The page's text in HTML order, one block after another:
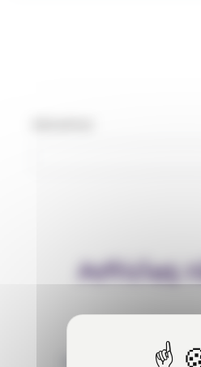
Articles
Behaviour Based Safety